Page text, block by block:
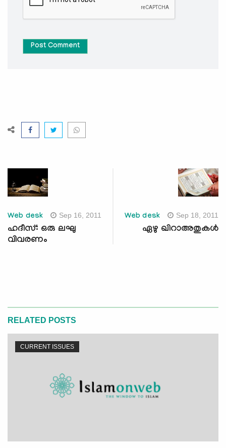
Post Comment
Web desk Sep 16, 2011
ഹദീസ്: ഒരു ലഘു
വിവരണം
Web desk Sep 18, 2011
ഏഴു ഖിറാഅതുകള്‍
RELATED POSTS
CURRENT ISSUES